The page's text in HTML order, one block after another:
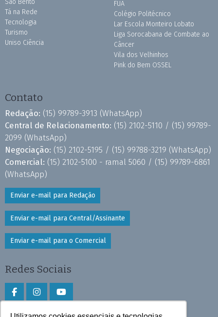
São Bento
Tá na Rede
Tecnologia
Turismo
Uniso Ciência
FUA
Colégio Politécnico
Lar Escola Monteiro Lobato
Liga Sorocabana de Combate ao
Câncer
Vila dos Velhinhos
Pink do Bem OSSEL
Contato
Redação: (15) 99789-3913 (WhatsApp)
Central de Relacionamento: (15) 2102-5110 / (15) 99789-
2099 (WhatsApp)
Negociação: (15) 2102-5195 / (15) 99788-3219 (WhatsApp)
Comercial: (15) 2102-5100 - ramal 5060 / (15) 99789-6861
(WhatsApp)
Enviar e-mail para Redação
Enviar e-mail para Central/Assinante
Enviar e-mail para o Comercial
Redes Sociais